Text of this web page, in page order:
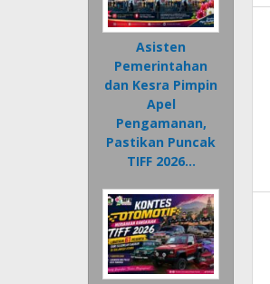
Asisten
Pemerintahan
dan Kesra Pimpin
Apel
Pengamanan,
Pastikan Puncak
TIFF 2026…